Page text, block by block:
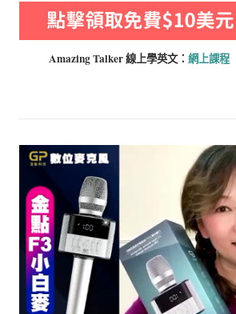
Amazing Talker 線上學英文： 網上課程